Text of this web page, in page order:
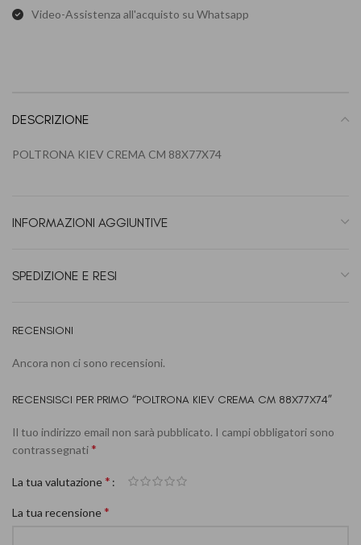
Video-Assistenza all'acquisto su Whatsapp
DESCRIZIONE
POLTRONA KIEV CREMA CM 88X77X74
INFORMAZIONI AGGIUNTIVE
SPEDIZIONE E RESI
RECENSIONI
Ancora non ci sono recensioni.
RECENSISCI PER PRIMO “POLTRONA KIEV CREMA CM 88X77X74”
Il tuo indirizzo email non sarà pubblicato. I campi obbligatori sono
contrassegnati*
La tua valutazione*
La tua recensione*